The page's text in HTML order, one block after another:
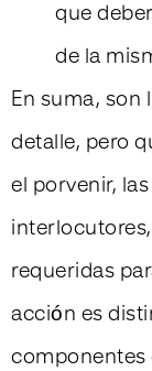
que
de la
En suma, son
detalle, pero
el porvenir,
requeridas
acción es
componentes